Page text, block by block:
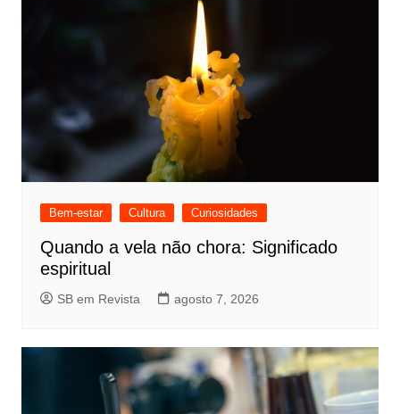
Bem-estar Cultura Curiosidades
Quando a vela não chora: Significado
espiritual
SB em Revista agosto 7, 2026